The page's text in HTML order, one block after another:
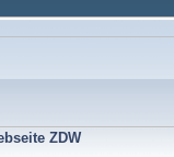
ZDW